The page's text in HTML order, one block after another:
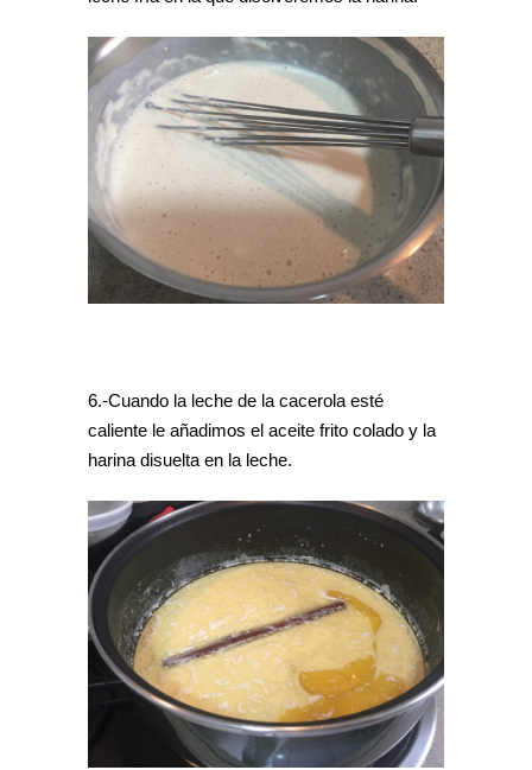
6.-Cuando la leche de la cacerola esté
caliente le añadimos el aceite frito colado y la
harina disuelta en la leche.